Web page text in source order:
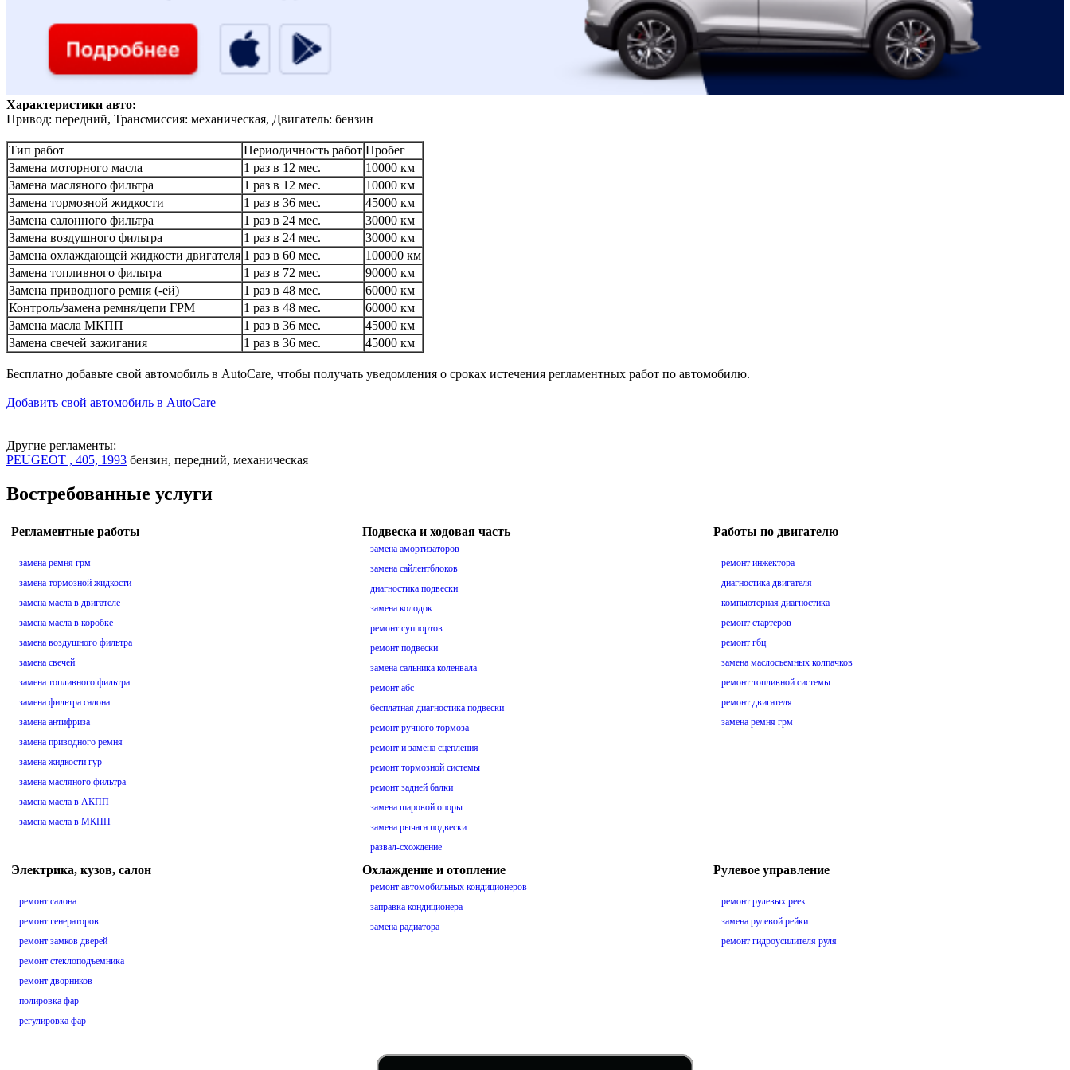
Характеристики авто:
Привод: передний, Трансмиссия: механическая, Двигатель: бензин
Тип работ Периодичность работ Пробег
Замена моторного масла
1 раз в 12 мес.
10000 км
Замена масляного фильтра
1 раз в 12 мес.
10000 км
Замена тормозной жидкости
1 раз в 36 мес.
45000 км
Замена салонного фильтра
1 раз в 24 мес.
30000 км
Замена воздушного фильтра
1 раз в 24 мес.
30000 км
Замена охлаждающей жидкости двигателя 1 раз в 60 мес.
100000 км
Замена топливного фильтра
1 раз в 72 мес.
90000 км
Замена приводного ремня (-ей)
1 раз в 48 мес.
60000 км
Контроль/замена ремня/цепи ГРМ
1 раз в 48 мес.
60000 км
Замена масла МКПП
1 раз в 36 мес.
45000 км
Замена свечей зажигания
1 раз в 36 мес. 45000 км
Бесплатно добавьте свой автомобиль в AutoCare, чтобы получать уведомления о сроках истечения регламентных работ по автомобилю.
Добавить свой автомобиль в AutoCare
Другие регламенты:
PEUGEOT , 405, 1993 бензин, передний, механическая
Востребованные услуги
Регламентные работы
замена ремня грм
замена тормозной жидкости
замена масла в двигателе
замена масла в коробке
замена воздушного фильтра
замена свечей
замена топливного фильтра
замена фильтра салона
замена антифриза
замена приводного ремня
замена жидкости гур
замена масляного фильтра
замена масла в АКПП
замена масла в МКПП
Подвеска и ходовая часть
замена амортизаторов
замена сайлентблоков
диагностика подвески
замена колодок
ремонт суппортов
ремонт подвески
замена сальника коленвала
ремонт абс
бесплатная диагностика подвески
ремонт ручного тормоза
ремонт и замена сцепления
ремонт тормозной системы
ремонт задней балки
замена шаровой опоры
замена рычага подвески
развал-схождение
Работы по двигателю
ремонт инжектора
диагностика двигателя
компьютерная диагностика
ремонт стартеров
ремонт гбц
замена маслосъемных колпачков
ремонт топливной системы
ремонт двигателя
замена ремня грм
Электрика, кузов, салон
ремонт салона
ремонт генераторов
ремонт замков дверей
ремонт стеклоподъемника
ремонт дворников
полировка фар
регулировка фар
Охлаждение и отопление
ремонт автомобильных кондиционеров
заправка кондиционера
замена радиатора
Рулевое управление
ремонт рулевых реек
замена рулевой рейки
ремонт гидроусилителя руля